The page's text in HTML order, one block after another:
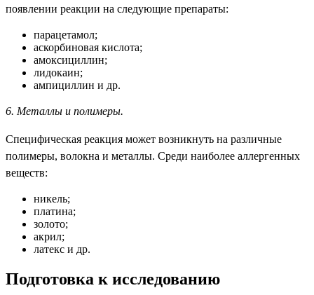
появлении реакции на следующие препараты:
парацетамол;
аскорбиновая кислота;
амоксициллин;
лидокаин;
ампициллин и др.
6. Металлы и полимеры.
Специфическая реакция может возникнуть на различные
полимеры, волокна и металлы. Среди наиболее аллергенных
веществ:
никель;
платина;
золото;
акрил;
латекс и др.
Подготовка к исследованию